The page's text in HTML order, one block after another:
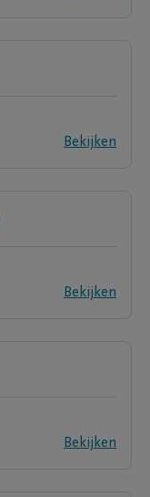
Bekijken
Bekijken
Bekijken